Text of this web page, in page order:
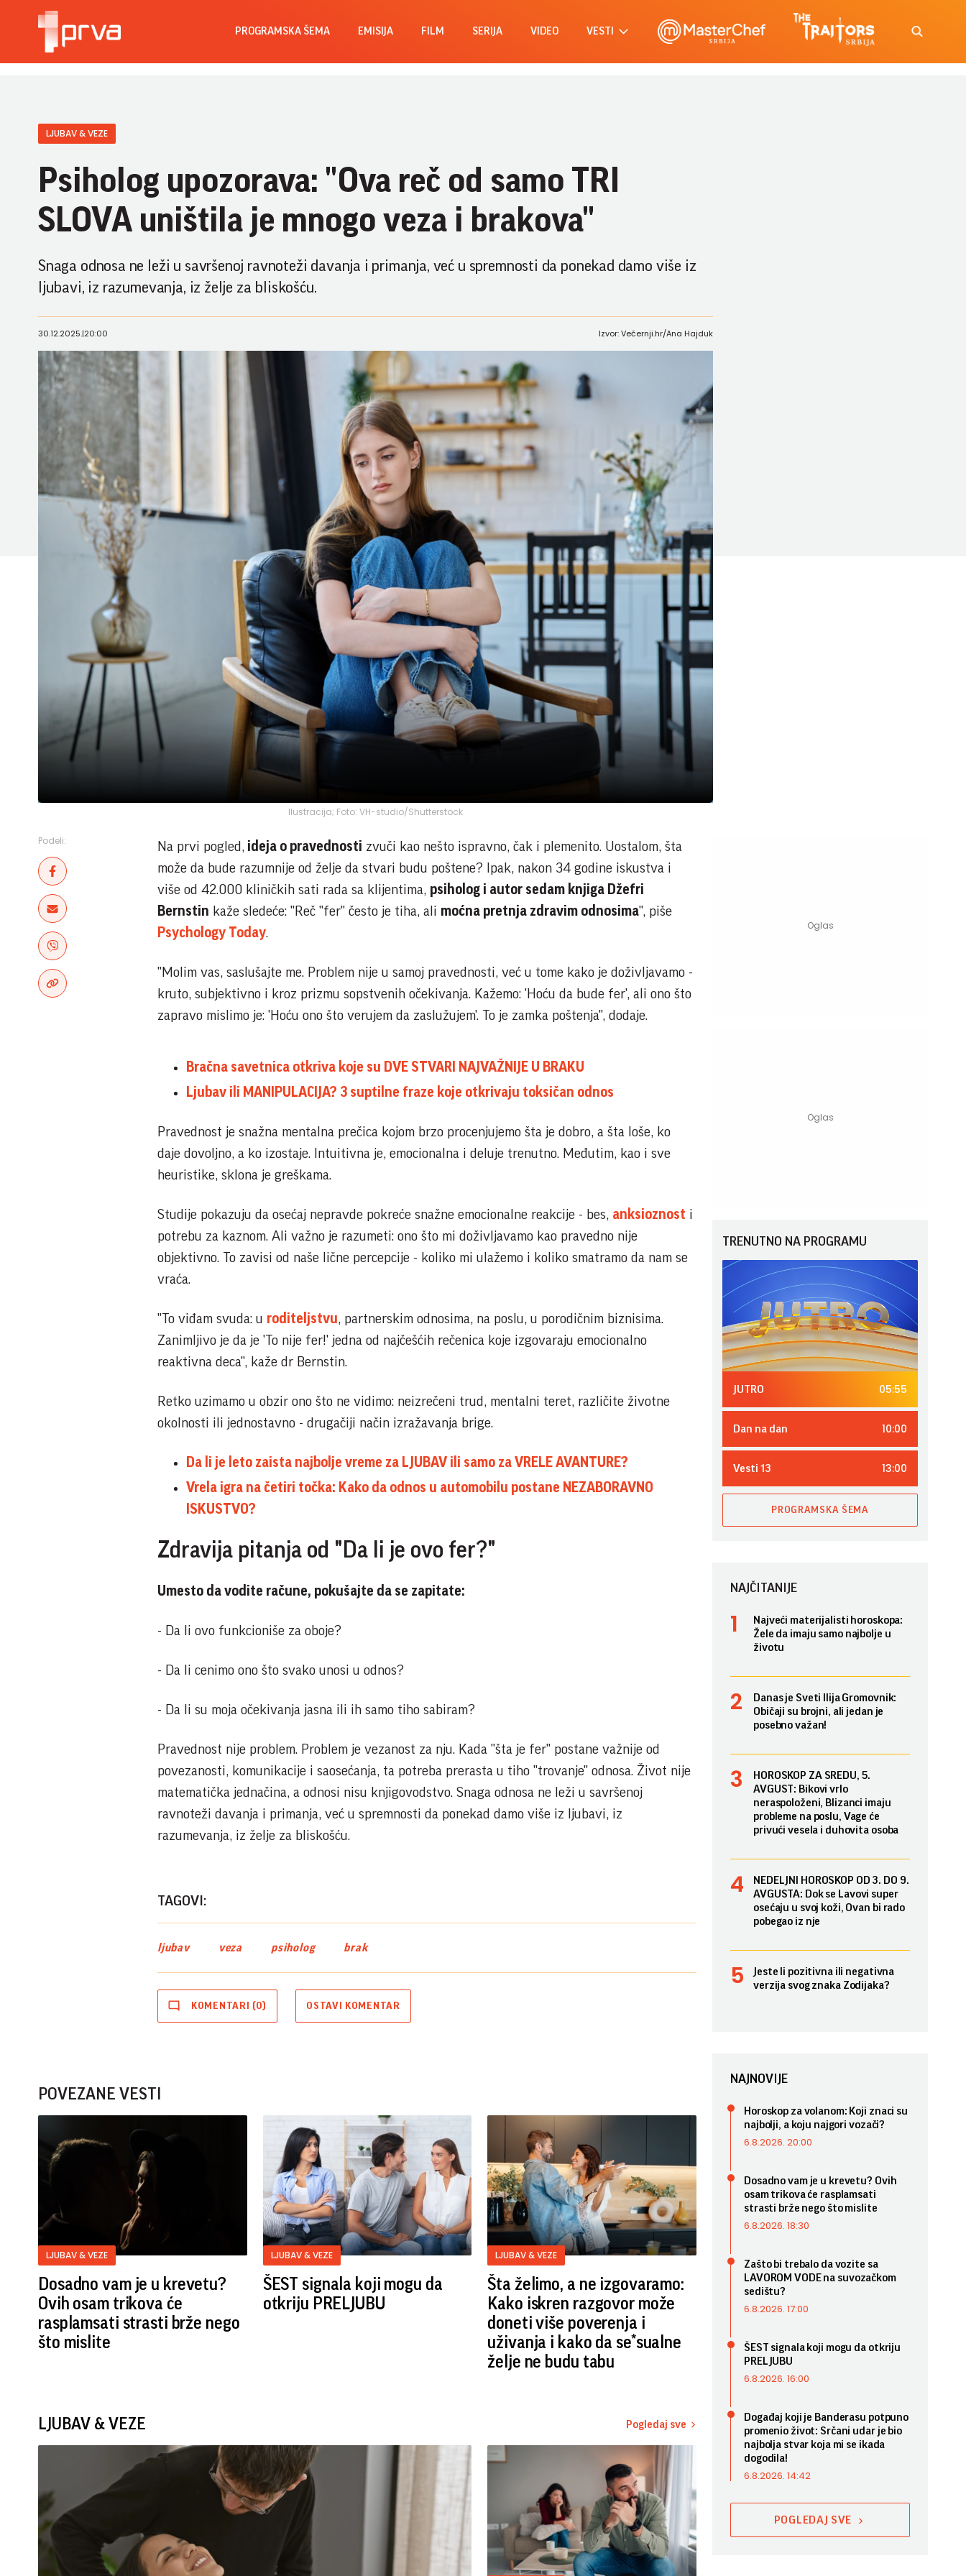
PROGRAMSKA ŠEMA EMISIJA FILM SERIJA VIDEO VESTI
LJUBAV & VEZE
Psiholog upozorava: "Ova reč od samo TRI
SLOVA uništila je mnogo veza i brakova"
Snaga odnosa ne leži u savršenoj ravnoteži davanja i primanja, već u spremnosti da ponekad damo više iz
ljubavi, iz razumevanja, iz želje za bliskošću.
Ilustracija; Foto: VH-studio/Shutterstock
30.12.2025.|20:00 Izvor: Večernji.hr/Ana Hajduk
Podeli: Na prvi pogled, ideja o pravednosti zvuči kao nešto ispravno, čak i plemenito. Uostalom, šta
može da bude razumnije od želje da stvari budu poštene? Ipak, nakon 34 godine iskustva i
više od 42.000 kliničkih sati rada sa klijentima, psiholog i autor sedam knjiga Džefri
Bernstin kaže sledeće: "Reč "fer" često je tiha, ali moćna pretnja zdravim odnosima", piše
Psychology Today.
"Molim vas, saslušajte me. Problem nije u samoj pravednosti, već u tome kako je doživljavamo -
kruto, subjektivno i kroz prizmu sopstvenih očekivanja. Kažemo: 'Hoću da bude fer', ali ono što
zapravo mislimo je: 'Hoću ono što verujem da zaslužujem'. To je zamka poštenja", dodaje.
Bračna savetnica otkriva koje su DVE STVARI NAJVAŽNIJE U BRAKU
Ljubav ili MANIPULACIJA? 3 suptilne fraze koje otkrivaju toksičan odnos
Pravednost je snažna mentalna prečica kojom brzo procenjujemo šta je dobro, a šta loše, ko
daje dovoljno, a ko izostaje. Intuitivna je, emocionalna i deluje trenutno. Međutim, kao i sve
heuristike, sklona je greškama.
Studije pokazuju da osećaj nepravde pokreće snažne emocionalne reakcije - bes, anksioznost i
potrebu za kaznom. Ali važno je razumeti: ono što mi doživljavamo kao pravedno nije
objektivno. To zavisi od naše lične percepcije - koliko mi ulažemo i koliko smatramo da nam se
vraća.
"To viđam svuda: u roditeljstvu, partnerskim odnosima, na poslu, u porodičnim biznisima.
Zanimljivo je da je 'To nije fer!' jedna od najčešćih rečenica koje izgovaraju emocionalno
reaktivna deca", kaže dr Bernstin.
Retko uzimamo u obzir ono što ne vidimo: neizrečeni trud, mentalni teret, različite životne
okolnosti ili jednostavno - drugačiji način izražavanja brige.
Da li je leto zaista najbolje vreme za LJUBAV ili samo za VRELE AVANTURE?
Vrela igra na četiri točka: Kako da odnos u automobilu postane NEZABORAVNO
ISKUSTVO?
Zdravija pitanja od "Da li je ovo fer?"
Umesto da vodite račune, pokušajte da se zapitate:
- Da li ovo funkcioniše za oboje?
- Da li cenimo ono što svako unosi u odnos?
- Da li su moja očekivanja jasna ili ih samo tiho sabiram?
Pravednost nije problem. Problem je vezanost za nju. Kada "šta je fer" postane važnije od
povezanosti, komunikacije i saosećanja, ta potreba prerasta u tiho "trovanje" odnosa. Život nije
matematička jednačina, a odnosi nisu knjigovodstvo. Snaga odnosa ne leži u savršenoj
ravnoteži davanja i primanja, već u spremnosti da ponekad damo više iz ljubavi, iz
razumevanja, iz želje za bliskošću.
TAGOVI:
ljubav veza psiholog brak
KOMENTARI (0) OSTAVI KOMENTAR
POVEZANE VESTI
LJUBAV & VEZE
Dosadno vam je u krevetu?
Ovih osam trikova će
rasplamsati strasti brže nego
što mislite
LJUBAV & VEZE
ŠEST signala koji mogu da
otkriju PRELJUBU
LJUBAV & VEZE
Šta želimo, a ne izgovaramo:
Kako iskren razgovor može
doneti više poverenja i
uživanja i kako da se*sualne
želje ne budu tabu
LJUBAV & VEZE Pogledaj sve
TRENUTNO NA PROGRAMU
JUTRO 05:55
Dan na dan 10:00
Vesti 13 13:00
PROGRAMSKA ŠEMA
NAJČITANIJE
Najveći materijalisti horoskopa:
Žele da imaju samo najbolje u
životu
Danas je Sveti Ilija Gromovnik:
Običaji su brojni, ali jedan je
posebno važan!
HOROSKOP ZA SREDU, 5.
AVGUST: Bikovi vrlo
neraspoloženi, Blizanci imaju
probleme na poslu, Vage će
privući vesela i duhovita osoba
NEDELJNI HOROSKOP OD 3. DO 9.
AVGUSTA: Dok se Lavovi super
osećaju u svoj koži, Ovan bi rado
pobegao iz nje
Jeste li pozitivna ili negativna
verzija svog znaka Zodijaka?
NAJNOVIJE
Horoskop za volanom: Koji znaci su
najbolji, a koju najgori vozači?
6.8.2026. 20:00
Dosadno vam je u krevetu? Ovih
osam trikova će rasplamsati
strasti brže nego što mislite
6.8.2026. 18:30
Zašto bi trebalo da vozite sa
LAVOROM VODE na suvozačkom
sedištu?
6.8.2026. 17:00
ŠEST signala koji mogu da otkriju
PRELJUBU
6.8.2026. 16:00
Događaj koji je Banderasu potpuno
promenio život: Srčani udar je bio
najbolja stvar koja mi se ikada
dogodila!
6.8.2026. 14:42
POGLEDAJ SVE